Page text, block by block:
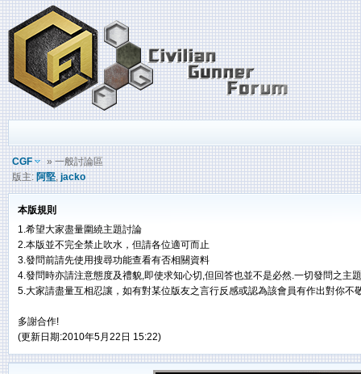
CGF
» 一般討論區
版主:阿堅,jacko
本版規則
1.希望大家盡量圍繞主題討論
2.本版並不完全禁止吹水，但請各位適可而止
3.發問前請先使用搜尋功能查看有否相關資料
4.發問時亦請注意態度及禮貌,即使求知心切,但回答也並不是必然.一切發問之主
5.大家請盡量互相忍讓，如有對某位版友之言行反感或認為該會員有作出對你不
多謝合作!
(更新日期:2010年5月22日 15:22)